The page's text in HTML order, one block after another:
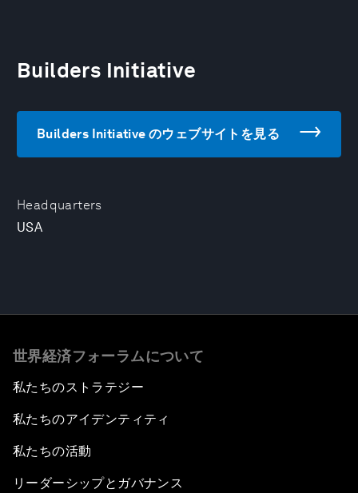
Headquarters
USA
Builders Initiative
Builders Initiative のウェブサイトを見る
世界経済フォーラムについて
私たちのストラテジー
私たちのアイデンティティ
私たちの活動
リーダーシップとガバナンス